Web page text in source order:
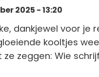
2025 - 13:20
dankjewel voor je
kooltjes
zeggen: Wie